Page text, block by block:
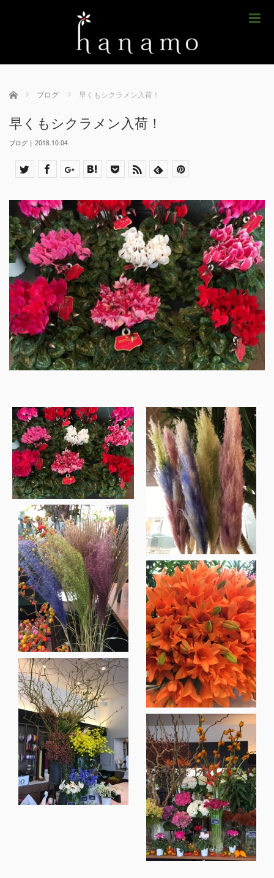
ホーム ブログ 早くもシクラメン入荷！
早くもシクラメン入荷！
ブログ | 2018.10.04